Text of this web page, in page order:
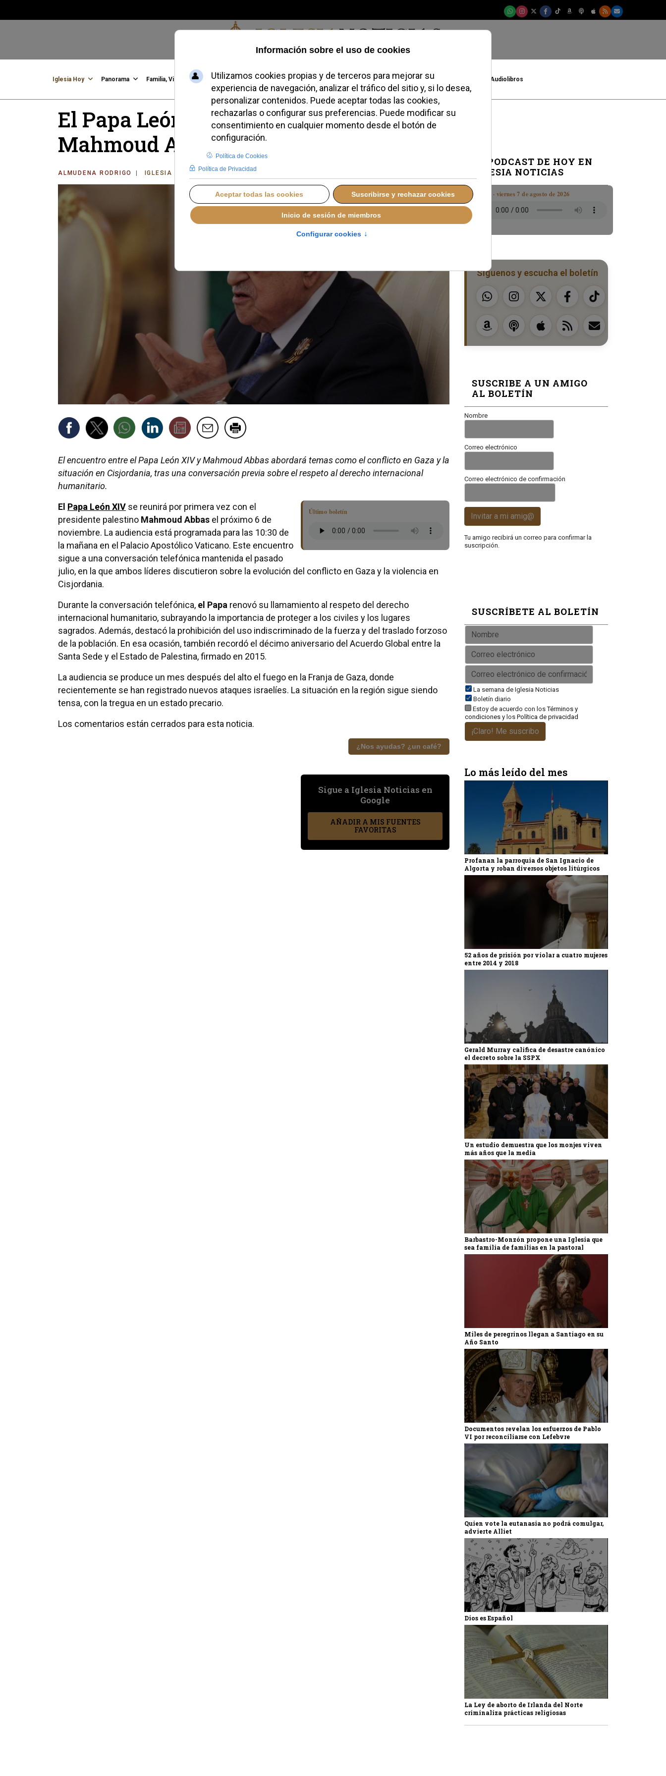
Viernes, 07 de agosto de 2026
Iglesia Hoy Panorama Familia, Vida, Identidad Credofobiómetro Blogs Temas Buscar #JovenesConFe Podcast Audiolibros
El Papa León XIV se reunirá con
Mahmoud Abbas el 6 de noviembre
ALMUDENA RODRIGO IGLESIA UNIVERSAL MIÉRCOLES, 05 NOVIEMBRE 2025 10:26
El encuentro entre el Papa León XIV y Mahmoud Abbas abordará temas como el conflicto en Gaza y la
situación en Cisjordania, tras una conversación previa sobre el respeto al derecho internacional
humanitario.
Último boletín
El Papa León XIV se reunirá por primera vez con el
presidente palestino Mahmoud Abbas el próximo 6 de
noviembre. La audiencia está programada para las 10:30 de
la mañana en el Palacio Apostólico Vaticano. Este encuentro
sigue a una conversación telefónica mantenida el pasado
julio, en la que ambos líderes discutieron sobre la evolución del conflicto en Gaza y la violencia en
Cisjordania.
Durante la conversación telefónica, el Papa renovó su llamamiento al respeto del derecho
internacional humanitario, subrayando la importancia de proteger a los civiles y los lugares
sagrados. Además, destacó la prohibición del uso indiscriminado de la fuerza y del traslado forzoso
de la población. En esa ocasión, también recordó el décimo aniversario del Acuerdo Global entre la
Santa Sede y el Estado de Palestina, firmado en 2015.
La audiencia se produce un mes después del alto el fuego en la Franja de Gaza, donde
recientemente se han registrado nuevos ataques israelíes. La situación en la región sigue siendo
tensa, con la tregua en un estado precario.
Los comentarios están cerrados para esta noticia.
¿Nos ayudas? ¿un café?
Sigue a Iglesia Noticias en
Google
AÑADIR A MIS FUENTES
FAVORITAS
EL PODCAST DE HOY EN
IGLESIA NOTICIAS
Boletín · viernes 7 de agosto de 2026
Síguenos y escucha el boletín
SUSCRIBE A UN AMIGO
AL BOLETÍN
Nombre
Correo electrónico
Correo electrónico de confirmación
Invitar a mi amig@
Tu amigo recibirá un correo para confirmar la
suscripción.
SUSCRÍBETE AL BOLETÍN
La semana de Iglesia Noticias
Boletín diario
Estoy de acuerdo con losTérminos y
condiciones y los Política de privacidad
¡Claro! Me suscribo
Lo más leído del mes
Profanan la parroquia de San Ignacio de
Algorta y roban diversos objetos litúrgicos
52 años de prisión por violar a cuatro mujeres
entre 2014 y 2018
Gerald Murray califica de desastre canónico
el decreto sobre la SSPX
Un estudio demuestra que los monjes viven
más años que la media
Barbastro-Monzón propone una Iglesia que
sea familia de familias en la pastoral
Miles de peregrinos llegan a Santiago en su
Año Santo
Documentos revelan los esfuerzos de Pablo
VI por reconciliarse con Lefebvre
Quien vote la eutanasia no podrá comulgar,
advierte Alliet
Dios es Español
La Ley de aborto de Irlanda del Norte
criminaliza prácticas religiosas